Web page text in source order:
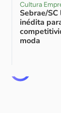
Cultura
Sebrae/
inédita
moda